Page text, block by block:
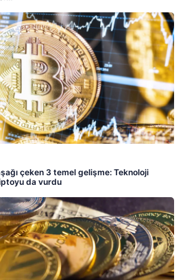
çeken 3 temel gelişme: Teknoloji
da vurdu